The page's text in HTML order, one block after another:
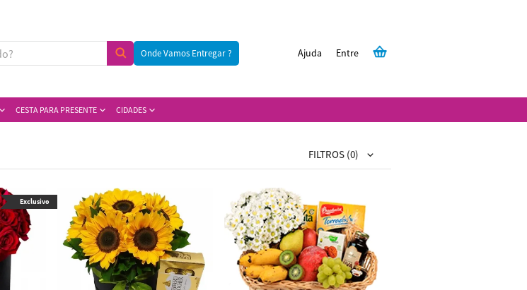
Onde Vamos Entregar ? Entre
Ajuda
CESTA PARA PRESENTE CIDADES
FILTROS (0)
Exclusivo